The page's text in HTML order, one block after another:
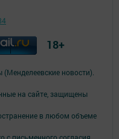
новости).
на сайте, защищены
в любом объеме
18+